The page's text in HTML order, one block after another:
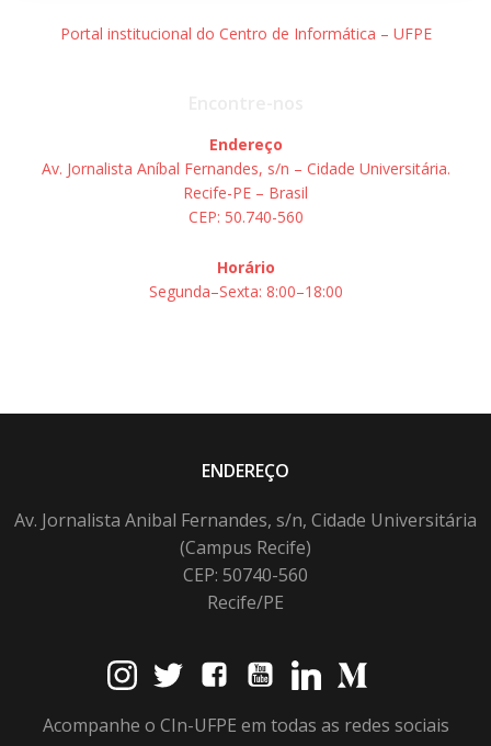
Portal institucional do Centro de Informática – UFPE
Endereço
Av. Jornalista Aníbal Fernandes, s/n – Cidade Universitária.
Recife-PE – Brasil
CEP: 50.740-560
Horário
Segunda–Sexta: 8:00–18:00
ENDEREÇO
Av. Jornalista Anibal Fernandes, s/n, Cidade Universitária
(Campus Recife)
CEP: 50740-560
Recife/PE
Acompanhe o CIn-UFPE em todas as redes sociais